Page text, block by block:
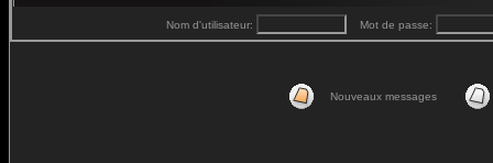
Nom d'utilisateur: Mot de passe:
Nouveaux messages